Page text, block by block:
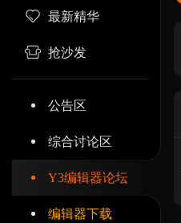
最新精华
抢沙发
公告区
综合讨论区
Y3编辑器论坛
编辑器下载